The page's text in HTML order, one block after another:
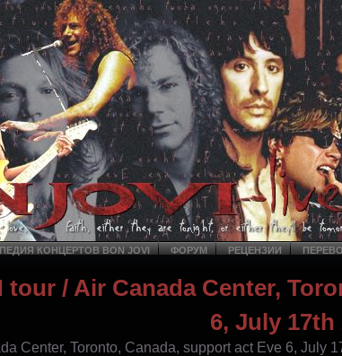
КОНЦЕРТОВ BON JOVI ФОРУМ РЕЦЕНЗИИ
tour/ Air Canada Center,
6, July 17th
Center, Toronto, Canada, support act Eve 6, July